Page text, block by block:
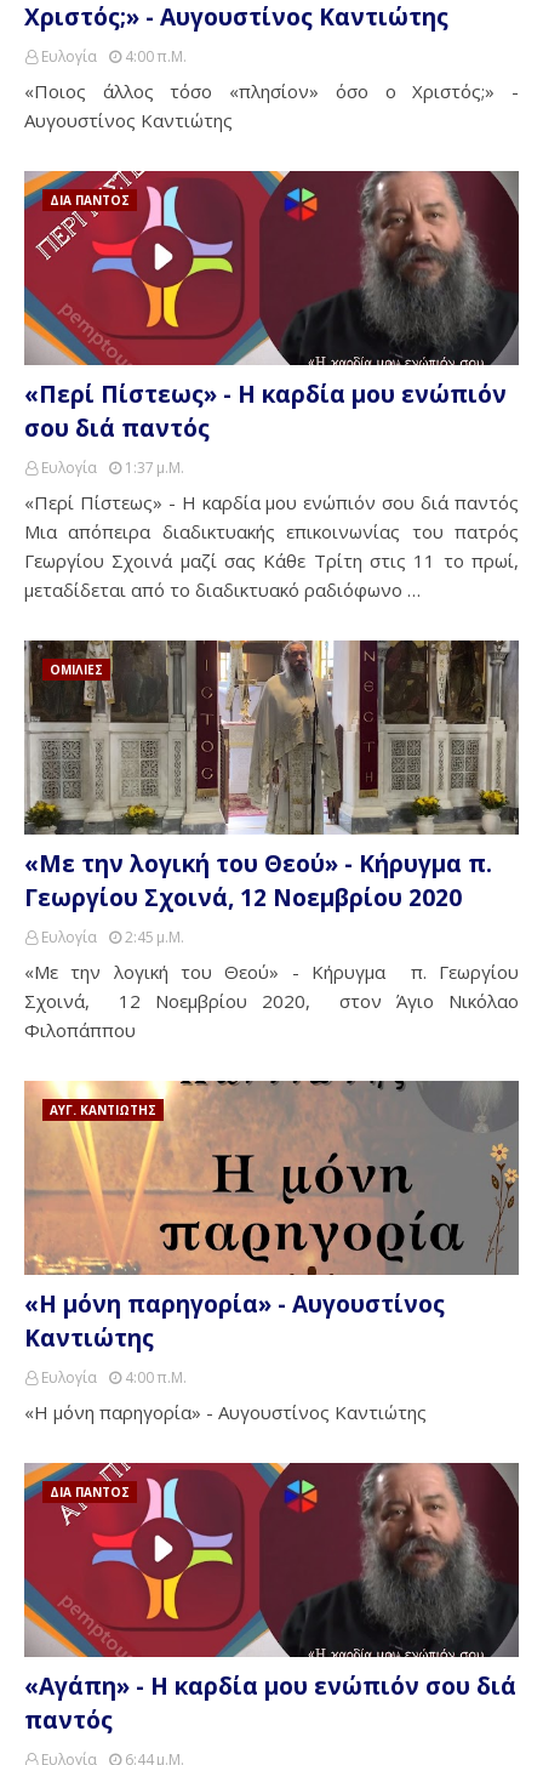
Χριστός;» - Αυγουστίνος Καντιώτης
Ευλογία 4:00 Π.μ.
«Ποιος άλλος τόσο «πλησίον» όσο ο Χριστός;» -
Αυγουστίνος Καντιώτης
ΔΙΑ ΠΑΝΤΟΣ
«Περί Πίστεως» - Η καρδία μου ενώπιόν
σου διά παντός
Ευλογία 1:37 Μ.μ.
«Περί Πίστεως» - Η καρδία μου ενώπιόν σου διά παντός
Μια απόπειρα διαδικτυακής επικοινωνίας του πατρός
Γεωργίου Σχοινά μαζί σας Κάθε Τρίτη στις 11 το πρωί,
μεταδίδεται από το διαδικτυακό ραδιόφωνο …
ΟΜΙΛΙΕΣ
«Με την λογική του Θεού» - Κήρυγμα π.
Γεωργίου Σχοινά, 12 Νοεμβρίου 2020
Ευλογία 2:45 Μ.μ.
«Με την λογική του Θεού» - Κήρυγμα π. Γεωργίου
Σχοινά, 12 Νοεμβρίου 2020, στον Άγιο Νικόλαο
Φιλοπάππου
ΑΥΓ. ΚΑΝΤΙΩΤΗΣ
«Η μόνη παρηγορία» - Αυγουστίνος
Καντιώτης
Ευλογία 4:00 Π.μ.
«Η μόνη παρηγορία» - Αυγουστίνος Καντιώτης
ΔΙΑ ΠΑΝΤΟΣ
«Αγάπη» - Η καρδία μου ενώπιόν σου διά
παντός
Ευλογία 6:44 Μ.μ.